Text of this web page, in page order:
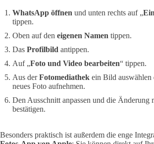
WhatsApp öffnen und unten rechts auf „
tippen.
Oben auf den eigenen Namen tippen.
Das Profilbild antippen.
Auf „Foto und Video bearbeiten“ tippen.
Aus derFotomediathek ein Bild auswählen
neues Foto aufnehmen.
Den Ausschnitt anpassen und die Änderung
bestätigen.
Besonders praktisch ist außerdem die enge